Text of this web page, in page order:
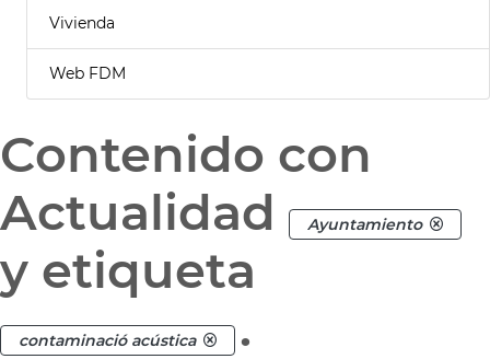
Vivienda
Web FDM
Contenido con
Actualidad
Ayuntamiento
y etiqueta
contaminació acústica .